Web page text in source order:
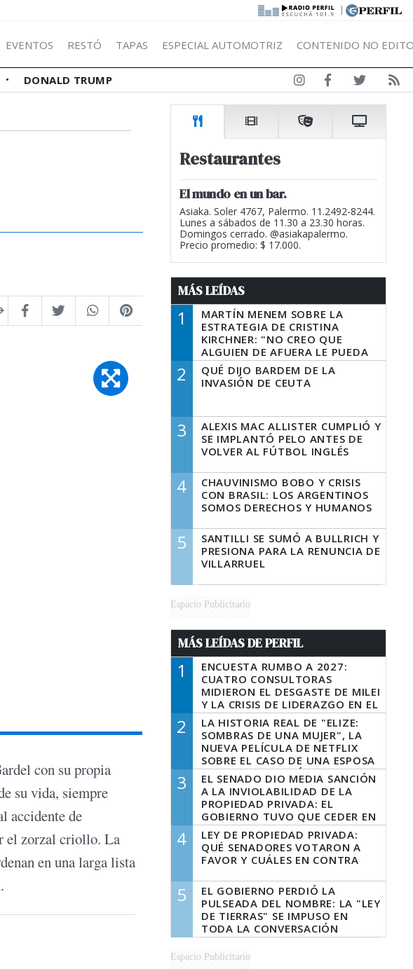
|
EVENTOS RESTÓ TAPAS ESPECIAL AUTOMOTRIZ CONTENIDO NO
DONALD TRUMP
con su propia
su vida, siempre
accidente de
el zorzal criollo. La
en una larga lista
Restaurantes
El mundo en un bar.
Asiaka. Soler 4767, Palermo. 11.2492-8244.
Lunes a sábados de 11.30 a 23.30 horas.
Domingos cerrado. @asiakapalermo.
Precio promedio: $ 17.000.
MÁS LEÍDAS
1
MARTÍN MENEM SOBRE LA
ESTRATEGIA DE CRISTINA
KIRCHNER: "NO CREO QUE
ALGUIEN DE AFUERA LE PUEDA
DECIR A LA JUSTICIA LO QUE
TIENE QUE HACER"
2
QUÉ DIJO BARDEM DE LA
INVASIÓN DE CEUTA
3
ALEXIS MAC ALLISTER CUMPLIÓ Y
SE IMPLANTÓ PELO ANTES DE
VOLVER AL FÚTBOL INGLÉS
4
CHAUVINISMO BOBO Y CRISIS
CON BRASIL: LOS ARGENTINOS
SOMOS DERECHOS Y HUMANOS
5
SANTILLI SE SUMÓ A BULLRICH Y
PRESIONA PARA LA RENUNCIA DE
VILLARRUEL
Espacio Publicitario
MÁS LEÍDAS DE PERFIL
1
ENCUESTA RUMBO A 2027:
CUATRO CONSULTORAS
MIDIERON EL DESGASTE DE MILEI
Y LA CRISIS DE LIDERAZGO EN EL
PERONISMO
2
LA HISTORIA REAL DE "ELIZE:
SOMBRAS DE UNA MUJER", LA
NUEVA PELÍCULA DE NETFLIX
SOBRE EL CASO DE UNA ESPOSA
QUE DESCUARTIZÓ A SU
MARIDO
3
EL SENADO DIO MEDIA SANCIÓN
A LA INVIOLABILIDAD DE LA
PROPIEDAD PRIVADA: EL
GOBIERNO TUVO QUE CEDER EN
LA LEY DEL MANEJO DEL FUEGO
4
LEY DE PROPIEDAD PRIVADA:
QUÉ SENADORES VOTARON A
FAVOR Y CUÁLES EN CONTRA
5
EL GOBIERNO PERDIÓ LA
PULSEADA DEL NOMBRE: LA "LEY
DE TIERRAS" SE IMPUSO EN
TODA LA CONVERSACIÓN
DIGITAL
Espacio Publicitario